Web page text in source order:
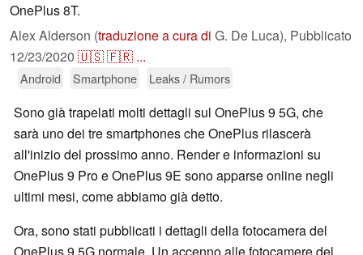
OnePlus 8T.
Alex Alderson (traduzione a cura di G. De Luca), Pubblicato
12/23/2020 🇺🇸🇫🇷 ...
Android Smartphone Leaks / Rumors
Sono già trapelati molti dettagli sul OnePlus 9 5G, che
sarà uno dei tre smartphones che OnePlus rilascerà
all'inizio del prossimo anno. Render e informazioni su
OnePlus 9 Pro e OnePlus 9E sono apparse online negli
ultimi mesi, come abbiamo già detto.
Ora, sono stati pubblicati i dettagli della fotocamera del